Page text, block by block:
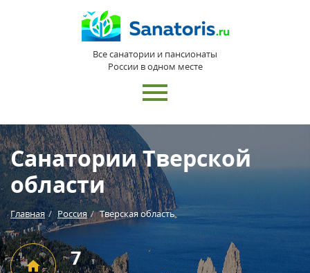
Все санатории и пансионаты
России в одном месте
Санатории Тверской
области
Главная Россия Тверская область
7